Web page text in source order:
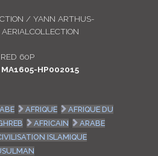
LOGIN
/ YANN ARTHUS-
60P
MA1605-HP002015
AFRIQUE
AFRIQUE DU
AFRICAIN
ARABE
ISLAMIQUE